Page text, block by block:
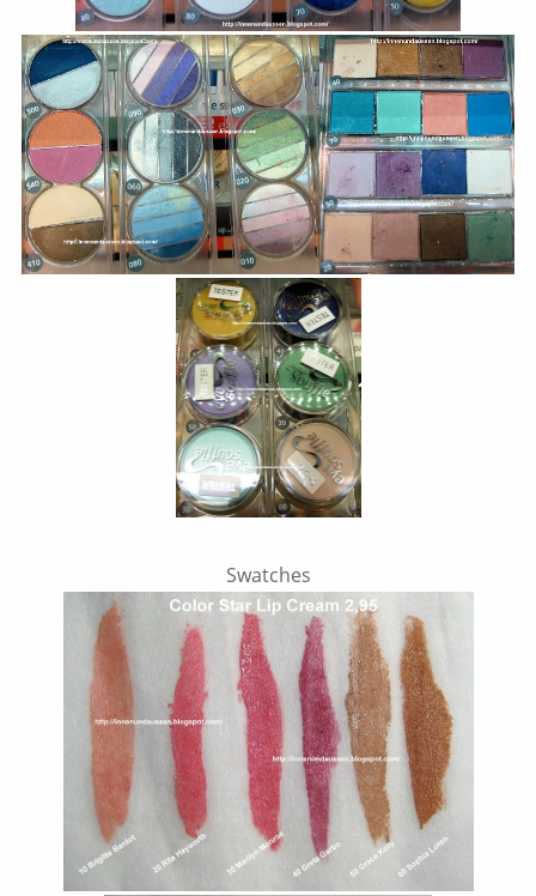
Swatches